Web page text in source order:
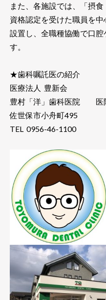
また、各施設では、「摂
資格認定を受けた職員を
設置し、全職種協働で口
す。
★歯科嘱託医の紹介
医療法人 豊新会
豊村「洋」歯科医院 医
佐世保市小舟町495
TEL 0956-46-1100